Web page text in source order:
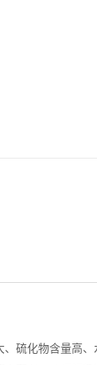
硫化物含量高